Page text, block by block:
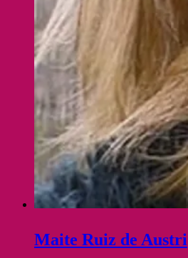
Maite Ruiz de Austri